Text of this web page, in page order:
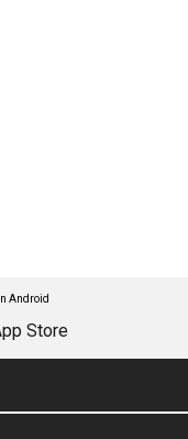
Android